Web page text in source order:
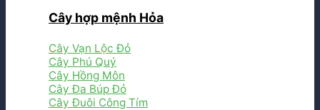
Cây hợp mệnh Hỏa
Cây Vạn Lộc Đỏ
Cây Phú Quý
Cây Hồng Môn
Cây Đa Búp Đỏ
Cây Đuôi Công Tím